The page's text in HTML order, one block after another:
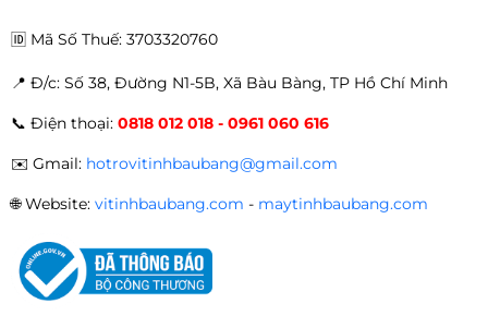
LQ-310
180.000đ
Mực hộp máy in laser HP 215A
Black (W2310A) - Dùng cho máy in
🆔 Mã Số Thuế: 3703320760
📍 Đ/c: Số 38, Đường N1-5B, Xã Bàu Bàng, TP Hồ Chí Minh
📞 Điện thoại: 0818 012 018 - 0961 060 616
✉️ Gmail: hotrovitinhbaubang@gmail.com
🌐Website: vitinhbaubang.com - maytinhbaubang.com